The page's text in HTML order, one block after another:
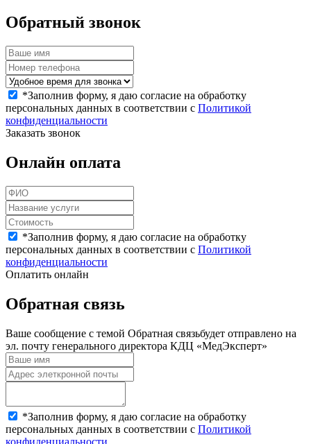
Обратный звонок
*Заполнив форму, я даю согласие на обработку
персональных данных в соответствии с Политикой
конфиденциальности
Заказать звонок
Онлайн оплата
*Заполнив форму, я даю согласие на обработку
персональных данных в соответствии с Политикой
конфиденциальности
Оплатить онлайн
Обратная связь
Ваше сообщение с темой Обратная связьбудет отправлено на
эл. почту генерального директора КДЦ «МедЭксперт»
*Заполнив форму, я даю согласие на обработку
персональных данных в соответствии с Политикой
конфиденциальности